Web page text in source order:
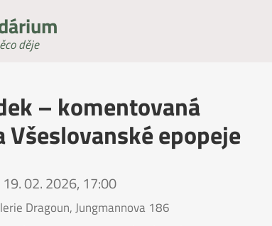
děje
– komentovaná
epopeje
19. 02. 2026, 17:00
Dragoun, Jungmannova 186